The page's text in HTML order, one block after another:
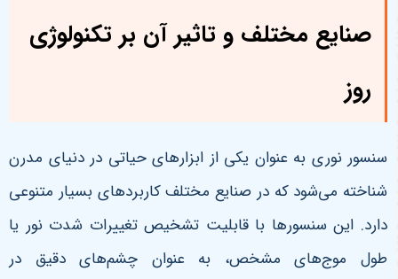
صنایع مختلف و تاثیر آن بر تکنولوژی
روز
سنسور نوری به عنوان یکی از ابزارهای حیاتی در دنیای مدرن
شناخته می‌شود که در صنایع مختلف کاربردهای بسیار متنوعی
دارد. این سنسورها با قابلیت تشخیص تغییرات شدت نور یا
طول موج‌های مشخص، به عنوان چشم‌های دقیق در